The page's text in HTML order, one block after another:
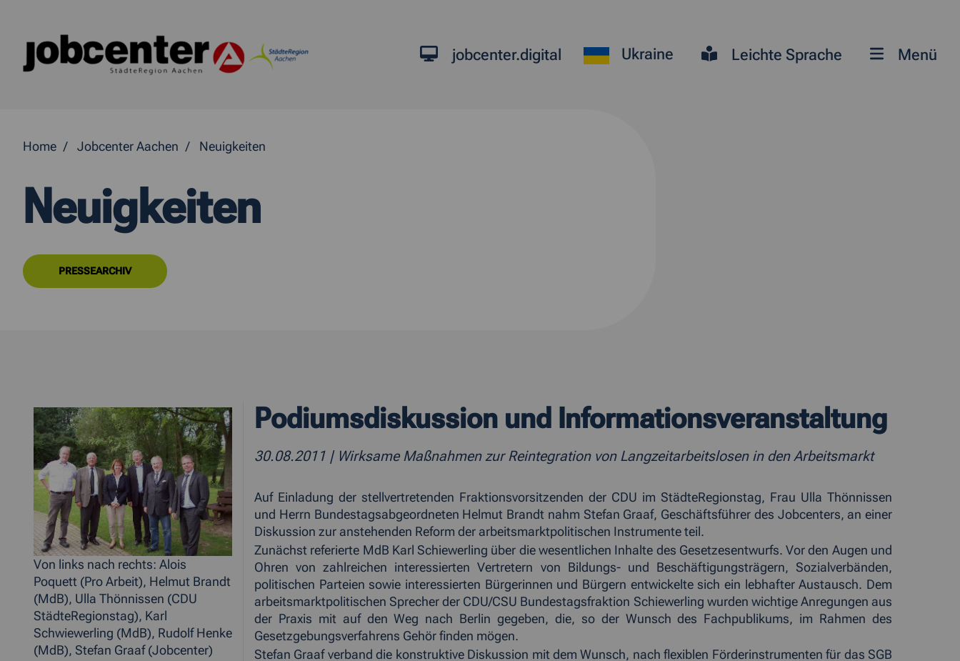
jobcenter.digital Ukraine Leichte Sprache Menü
Home Jobcenter Aachen Neuigkeiten
Neuigkeiten
PRESSEARCHIV
Podiumsdiskussion und Informationsveranstaltung
30.08.2011 | Wirksame Maßnahmen zur Reintegration von Langzeitarbeitslosen in den Arbeitsmarkt
Auf Einladung der stellvertretenden Fraktionsvorsitzenden der CDU im StädteRegionstag, Frau Ulla Thönnissen
und Herrn Bundestagsabgeordneten Helmut Brandt nahm Stefan Graaf, Geschäftsführer des Jobcenters, an einer
Diskussion zur anstehenden Reform der arbeitsmarktpolitischen Instrumente teil.
Zunächst referierte MdB Karl Schiewerling über die wesentlichen Inhalte des Gesetzesentwurfs. Vor den Augen und
Ohren von zahlreichen interessierten Vertretern von Bildungs- und Beschäftigungsträgern, Sozialverbänden,
politischen Parteien sowie interessierten Bürgerinnen und Bürgern entwickelte sich ein lebhafter Austausch. Dem
arbeitsmarktpolitischen Sprecher der CDU/CSU Bundestagsfraktion Schiewerling wurden wichtige Anregungen aus
der Praxis mit auf den Weg nach Berlin gegeben, die, so der Wunsch des Fachpublikums, im Rahmen des
Gesetzgebungsverfahrens Gehör finden mögen.
Stefan Graaf verband die konstruktive Diskussion mit dem Wunsch, nach flexiblen Förderinstrumenten für das SGB
Von links nach rechts: Alois
Poquett (Pro Arbeit), Helmut Brandt
(MdB), Ulla Thönnissen (CDU
StädteRegionstag), Karl
Schwiewerling (MdB), Rudolf Henke
(MdB), Stefan Graaf (Jobcenter)